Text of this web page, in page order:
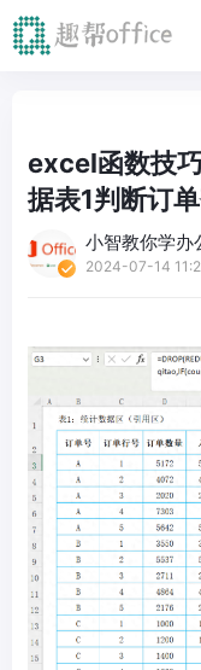
excel函数技
据表1判断订
小智教你学办
2024-07-14